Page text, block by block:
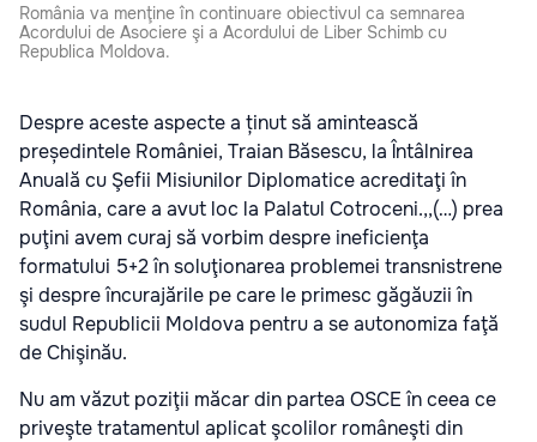
România va menţine în continuare obiectivul ca semnarea
Acordului de Asociere şi a Acordului de Liber Schimb cu
Republica Moldova.
Despre aceste aspecte a ținut să amintească
președintele României, Traian Băsescu, la Întâlnirea
Anuală cu Şefii Misiunilor Diplomatice acreditaţi în
România, care a avut loc la Palatul Cotroceni.,,(…) prea
puţini avem curaj să vorbim despre ineficienţa
formatului 5+2 în soluţionarea problemei transnistrene
şi despre încurajările pe care le primesc găgăuzii în
sudul Republicii Moldova pentru a se autonomiza faţă
de Chişinău.
Nu am văzut poziţii măcar din partea OSCE în ceea ce
priveşte tratamentul aplicat şcolilor româneşti din